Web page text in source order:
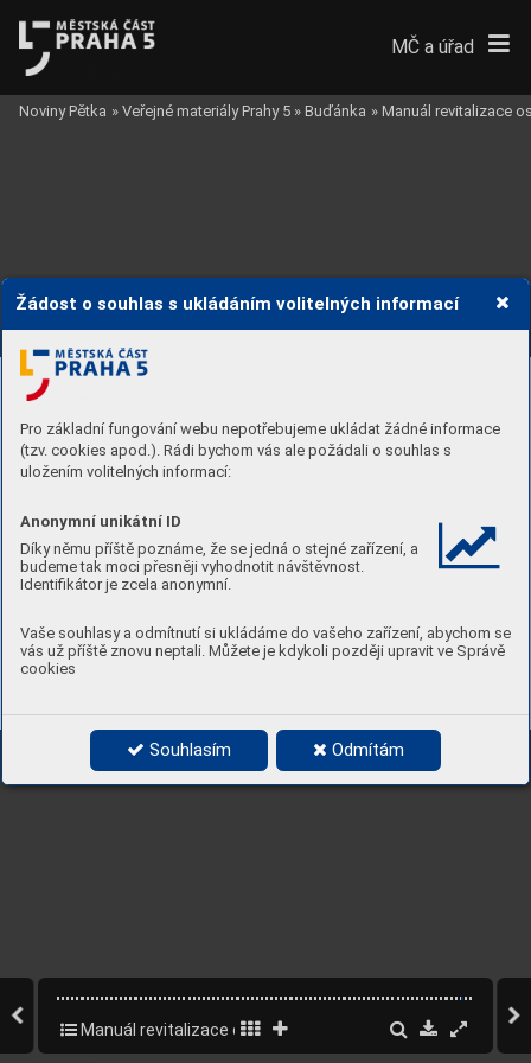
Žádost o souhlas s ukládáním volitelných informací
Pro základní fungování webu nepotřebujeme ukládat žádné informace
(tzv. cookies apod.). Rádi bychom vás ale požádali o souhlas s
uložením volitelných informací:
Anonymní unikátní ID
Díky němu příště poznáme, že se jedná o stejné zařízení, a
budeme tak moci přesněji vyhodnotit návštěvnost.
Identifikátor je zcela anonymní.
Vaše souhlasy a odmítnutí si ukládáme do vašeho zařízení, abychom se
vás už příště znovu neptali. Můžete je kdykoli později upravit ve Správě
cookies
Souhlasím Odmítám
MČ a úřad
Noviny Pětka » Veřejné materiály Prahy 5 » Buďánka » Manuál revitalizace
Manuál revitalizace osady Buďánka – část B návrhová 78